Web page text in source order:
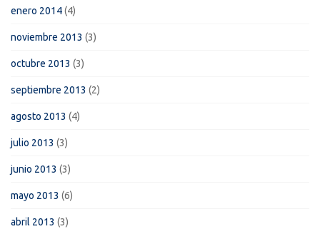
enero 2014(4)
noviembre 2013 (3)
octubre 2013 (3)
septiembre 2013 (2)
agosto 2013 (4)
julio 2013 (3)
junio 2013 (3)
mayo 2013 (6)
abril 2013 (3)